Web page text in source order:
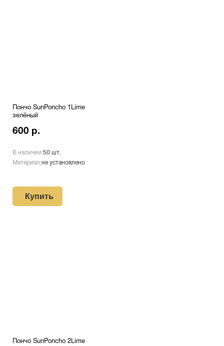
Пончо SunPoncho 1Lime
зелёный
600 р.
В наличии:50 шт.
Материал:не установлено
Купить
Пончо SunPoncho 2Lime